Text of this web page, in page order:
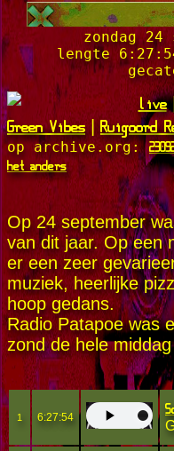
zondag 24
lengte
live
Green Vibes|Ruigoord
op archive.org:
het anders
Op 24 september
van dit jaar. Op een
er een zeer
muziek, heerlijke
hoop gedans.
Radio Patapoe was
zond de hele
1 6:27:54